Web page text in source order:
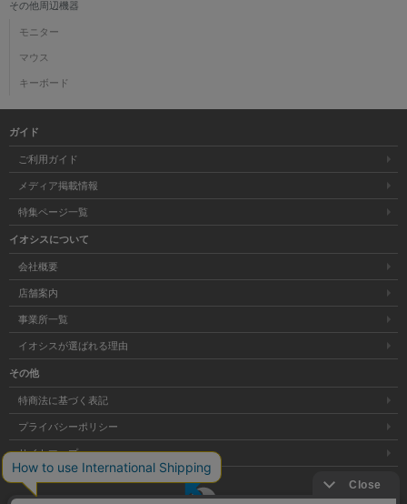
その他周辺機器
モニター
マウス
キーボード
ガイド
ご利用ガイド
メディア掲載情報
特集ページ一覧
イオシスについて
会社概要
店舗案内
事業所一覧
イオシスが選ばれる理由
その他
特商法に基づく表記
プライバシーポリシー
サイトマップ